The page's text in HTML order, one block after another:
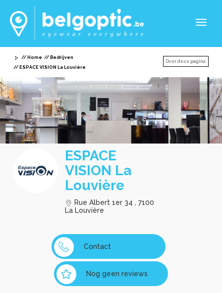
Home
Bedrijven
ESPACE VISION La Louvière
Over deze pagina
ESPACE
VISION La
Louvière
Rue Albert 1er 34 , 7100
La Louvière
Contact
Nog geen reviews